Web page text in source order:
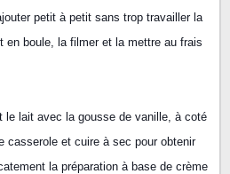
petit à petit sans trop travailler la
en boule, la filmer et la mettre au frais
le lait avec la gousse de vanille, à coté
casserole et cuire à sec pour obtenir
la préparation à base de crème